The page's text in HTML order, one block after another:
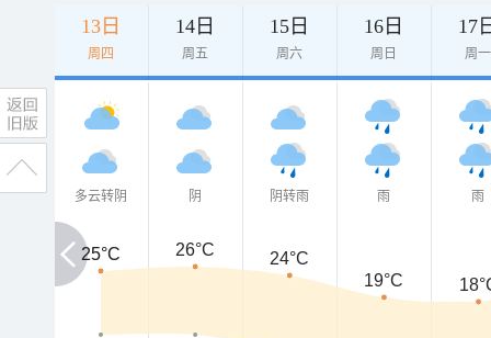
13日
周四
14日
周五
15日
周六
16日
周日
17
周一
多云转阴 阴 阴转雨 雨 雨
25°C
25°C 26°C
24°C
19°C